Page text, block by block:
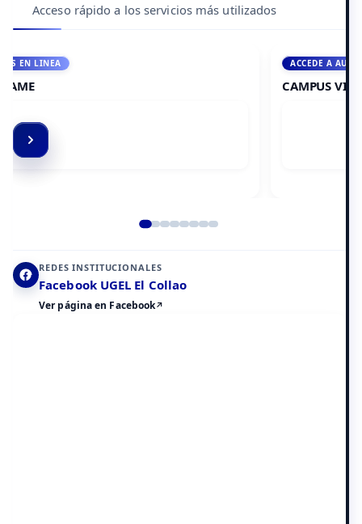
Acceso rápido a los servicios más utilizados
ACCEDE A AULA VIRTUAL
REDES INSTITUCIONALES
Facebook UGEL El Collao
Ver página en Facebook